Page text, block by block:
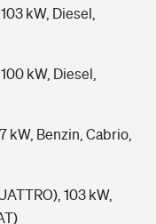
kW, Diesel,
kW, Diesel,
kW, Benzin, Cabrio,
103 kW,